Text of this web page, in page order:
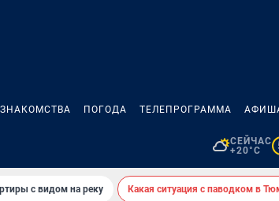
ЗНАКОМСТВА ПОГОДА ТЕЛЕПРОГРАММА
СЕЙЧАС
+20°C
с видом на реку Какая ситуация с паводком в